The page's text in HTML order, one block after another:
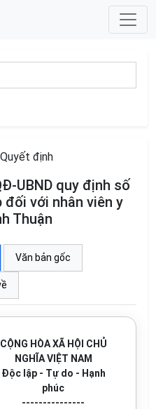
Quyết định
UBND quy định số
đối với nhân viên y
Thuận
Văn bản gốc
CỘNG HÒA XÃ HỘI CHỦ
NGHĨA VIỆT NAM
Độc lập - Tự do - Hạnh
phúc
---------------